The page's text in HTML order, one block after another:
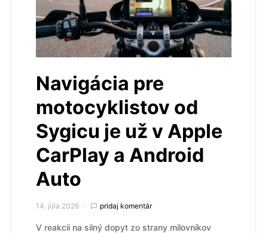
Navigácia pre
motocyklistov od
Sygicu je už v Apple
CarPlay a Android
Auto
14. júla 2026 pridaj komentár
V reakcii na silný dopyt zo strany milovníkov